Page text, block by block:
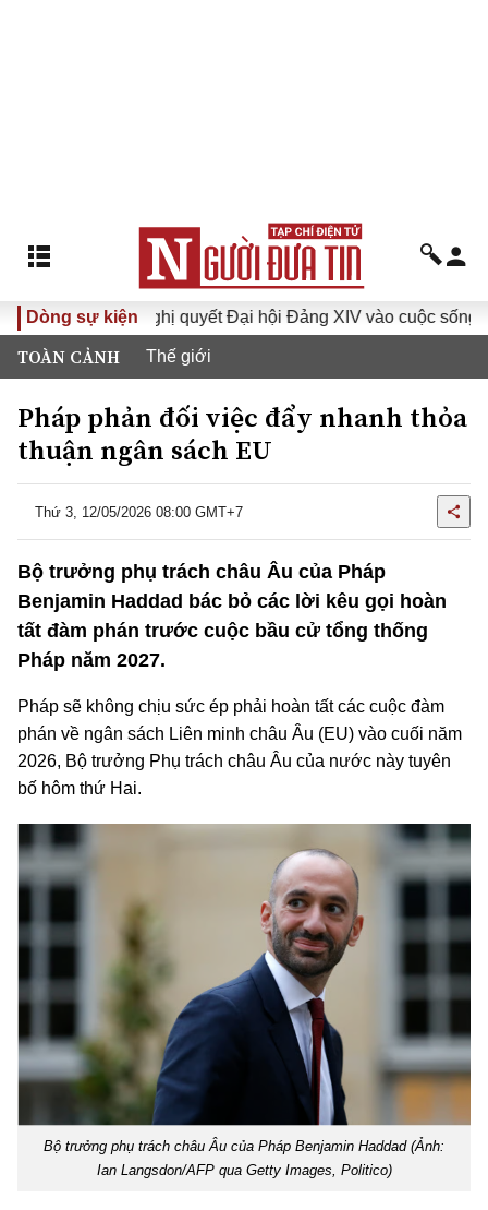
Dòng sự kiện
Đưa Nghị quyết Đại hội Đảng XIV vào cuộc sống
TOÀN CẢNH Thế giới
Pháp phản đối việc đẩy nhanh thỏa
thuận ngân sách EU
Thứ 3, 12/05/2026 08:00 GMT+7
Bộ trưởng phụ trách châu Âu của Pháp
Benjamin Haddad bác bỏ các lời kêu gọi hoàn
tất đàm phán trước cuộc bầu cử tổng thống
Pháp năm 2027.
Pháp sẽ không chịu sức ép phải hoàn tất các cuộc đàm
phán về ngân sách Liên minh châu Âu (EU) vào cuối năm
2026, Bộ trưởng Phụ trách châu Âu của nước này tuyên
bố hôm thứ Hai.
Bộ trưởng phụ trách châu Âu của Pháp Benjamin Haddad (Ảnh:
Ian Langsdon/AFP qua Getty Images, Politico)